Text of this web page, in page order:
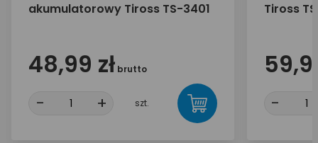
akumulatorowy Tiross TS-3401
48,99 zł brutto
- + szt.
Tiross
-